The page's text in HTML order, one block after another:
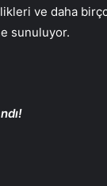
ve daha
sunuluyor.